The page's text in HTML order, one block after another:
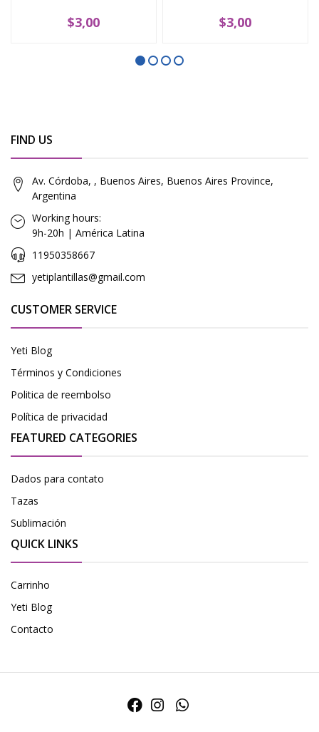
$3,00 $3,00
FIND US
Av. Córdoba, , Buenos Aires, Buenos Aires Province,
Argentina
Working hours:
9h-20h | América Latina
11950358667
yetiplantillas@gmail.com
CUSTOMER SERVICE
Yeti Blog
Términos y Condiciones
Politica de reembolso
Política de privacidad
FEATURED CATEGORIES
Dados para contato
Tazas
Sublimación
QUICK LINKS
Carrinho
Yeti Blog
Contacto